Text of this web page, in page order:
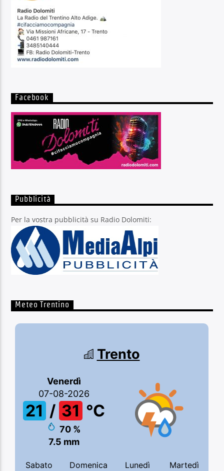
Facebook
Pubblicità
Per la vostra pubblicità su Radio Dolomiti:
Meteo Trentino